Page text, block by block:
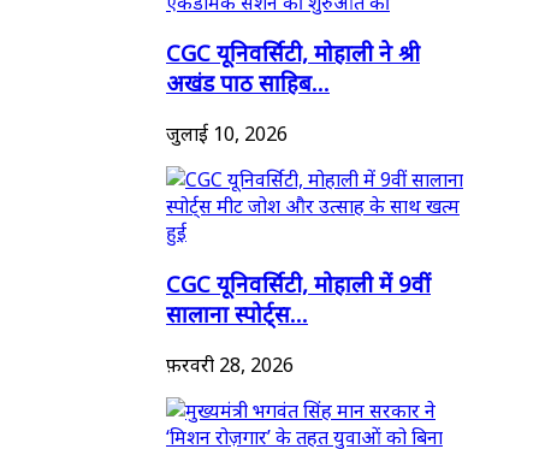
CGC यूनिवर्सिटी, मोहाली ने श्री
अखंड पाठ साहिब...
जुलाई 10, 2026
CGC यूनिवर्सिटी, मोहाली में 9वीं
सालाना स्पोर्ट्स...
फ़रवरी 28, 2026